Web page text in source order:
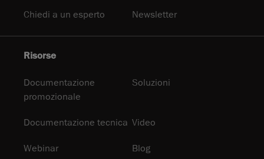
Chiedi a un esperto Newsletter
Risorse
Documentazione
promozionale
Soluzioni
Documentazione tecnica Video
Webinar Blog